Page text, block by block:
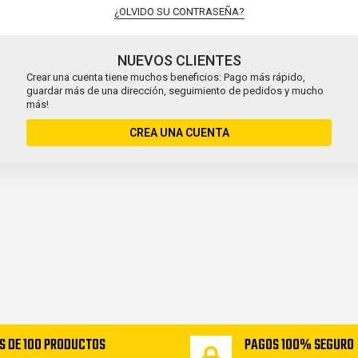
¿OLVIDO SU CONTRASEÑA?
NUEVOS CLIENTES
Crear una cuenta tiene muchos beneficios: Pago más rápido,
guardar más de una dirección, seguimiento de pedidos y mucho
más!
CREA UNA CUENTA
DE 100 PRODUCTOS PAGOS 100% SEGURO